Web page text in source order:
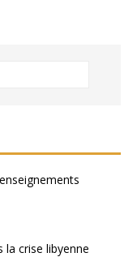
la crise libyenne